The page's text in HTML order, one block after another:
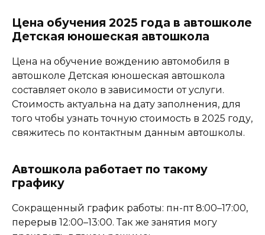
Цена обучения 2025 года в автошколе
Детская юношеская автошкола
Цена на обучение вождению автомобиля в
автошколе Детская юношеская автошкола
составляет около в зависимости от услуги.
Стоимость актуальна на дату заполнения, для
того чтобы узнать точную стоимость в 2025 году,
свяжитесь по контактным данным автошколы.
Автошкола работает по такому
графику
Сокращенный график работы: пн-пт 8:00–17:00,
перерыв 12:00–13:00. Так же занятия могу